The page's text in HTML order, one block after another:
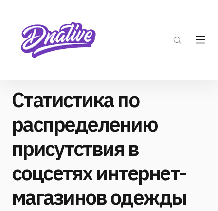
Статистика по
распределению
присутствия в
соцсетях интернет-
магазинов одежды